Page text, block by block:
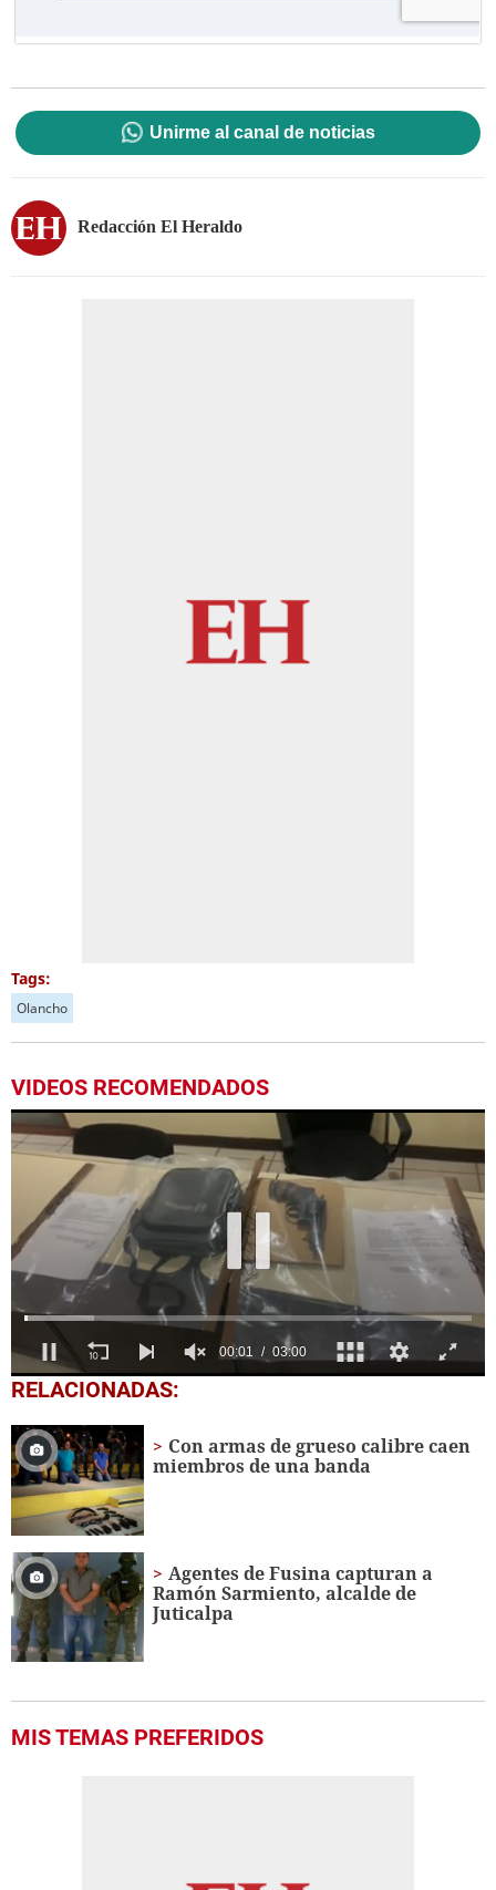
Unirme al canal de noticias
Redacción El Heraldo
Tags:
Olancho
VIDEOS RECOMENDADOS
0
of
minutes,
0
RELACIONADAS:
Con armas de grueso calibre caen
miembros de una banda
Agentes de Fusina capturan a
Ramón Sarmiento, alcalde de
Juticalpa
MIS TEMAS PREFERIDOS